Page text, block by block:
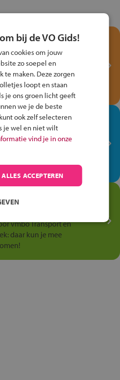
kennis met het
Veilig
Fiets Veilig Verkeersspel
een Cortina-fiets!
winkel ben je op je
via het vmbo jouw talent
is!
en Logistiek
vmbo Transport en
daar kun je mee
bij de VO Gids!
cookies om jouw
zo soepel en
te maken. Deze zorgen
loopt en staan
je ons groen licht geeft
we je de beste
ook zelf selecteren
je wel en niet wilt
vind je in onze
ALLES ACCEPTEREN